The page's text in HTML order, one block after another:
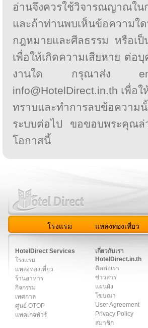
อ่านจึงควรใช้วิจารณญาณใน
และถ้าท่านพบเห็นข้อความใ
กฎหมายและศีลธรรม หรือเป็
เพื่อให้เกิดความเสียหาย ต่อ
งานใด กรุณาส่ง
info@HotelDirect.in.th เพื่อ
ทราบและทำการลบข้อคว
ระบบต่อไป ขอขอบพระคุณ
โอกาสนี้
โรงแรม แหล่งท่องเที่ยว
HotelDirect Services
โรงแรม
แหล่งท่องเที่ยว
ร้านอาหาร
กิจกรรม
เทศกาล
ศูนย์ OTOP
แพคเกจทัวร์
เกี่ยวกับเรา
HotelDirect.in.th
ติดต่อเรา
ข่าวสาร
แผนผัง
โฆษณา
User Agreement
Privacy Policy
สมาชิก